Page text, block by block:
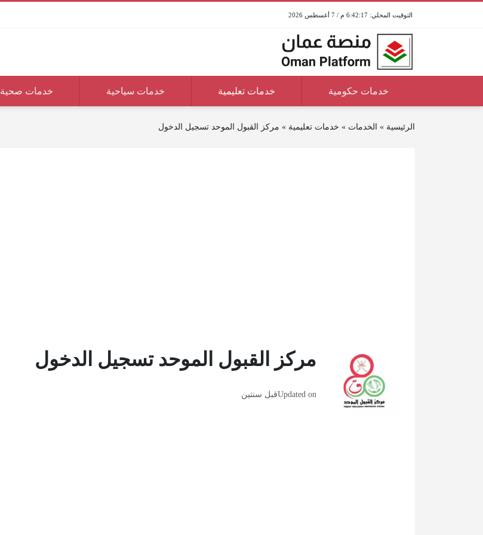
6:42:17 م / 7 أغسطس 2026
خدمات حكومية خدمات تعليمية خدمات سياحية خدمات صحية
الرئيسية » الخدمات » خدمات تعليمية » مركز القبول الموحد تسجيل الدخول
مركز القبول الموحد تسجيل الدخول
Updated onقبل سنتين